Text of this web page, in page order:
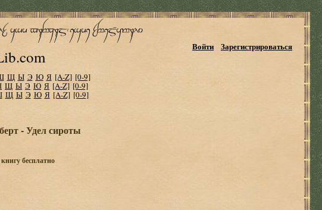
Войти Зарегистрироваться
Щ Ы Э Ю Я [A-Z] [0-9]
Щ Ы Э Ю Я [A-Z] [0-9]
Щ Ы Э Ю Я [A-Z] [0-9]
- Удел сироты
бесплатно